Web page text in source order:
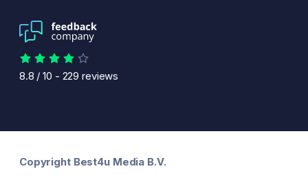
8.8 /10 - 229 reviews
Copyright Best4u Media B.V.